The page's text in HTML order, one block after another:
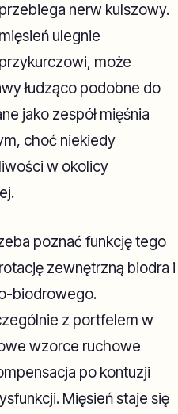
nerw kulszowy.
ulegnie
może
łudząco podobne do
jako zespół mięśnia
choć niekiedy
w okolicy
poznać funkcję tego
zewnętrzną biodra i
biodrowego.
z portfelem w
wzorce ruchowe
po kontuzji
Mięsień staje się